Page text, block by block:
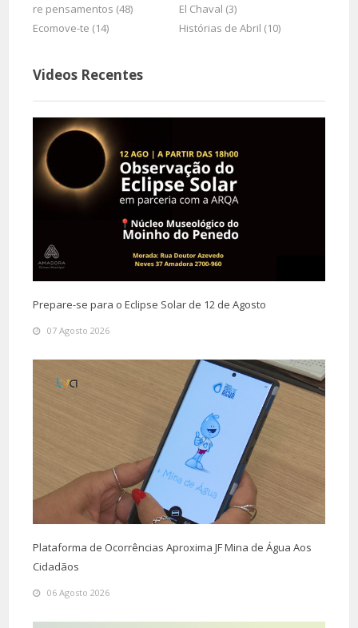
re pensamentos (48)
El Chaval (3)
Ecomove-te (14)
Histórias de Abril (10)
Videos Recentes
Prepare-se para o Eclipse Solar de 12 de Agosto
07 Agosto 2026
Plataforma de Ocorrências Aproxima JF Mina de Água Aos
Cidadãos
06 Agosto 2026